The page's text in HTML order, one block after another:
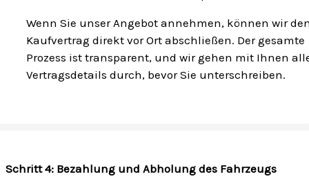
Wenn Sie unser Angebot annehmen, können wir
Kaufvertrag direkt vor Ort abschließen. Der gesamte
Prozess ist transparent, und wir gehen mit Ihnen
Vertragsdetails durch, bevor Sie unterschreiben.
Schritt 4: Bezahlung und Abholung des Fahrzeugs